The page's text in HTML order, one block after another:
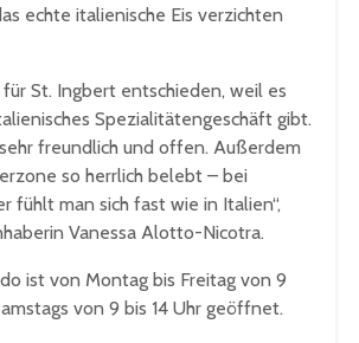
echte italienische Eis verzichten
für St. Ingbert entschieden, weil es
Spezialitätengeschäft gibt.
freundlich und offen. Außerdem
so herrlich belebt – bei
fühlt man sich fast wie in Italien“,
Vanessa Alotto-Nicotra.
ist von Montag bis Freitag von 9
von 9 bis 14 Uhr geöffnet.